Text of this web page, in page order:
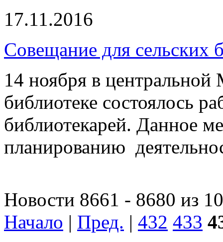
17.11.2016
Совещание для сельских
14 ноября в
библиотеке состоялось
библиотекарей. Данное
планированию
Новости 8661 - 8680 из
Начало | Пред. | 432 433